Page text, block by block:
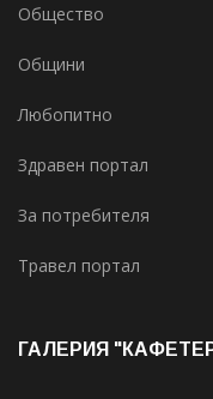
Общество
Общини
Любопитно
Здравен портал
За потребителя
Травел портал
ГАЛЕРИЯ